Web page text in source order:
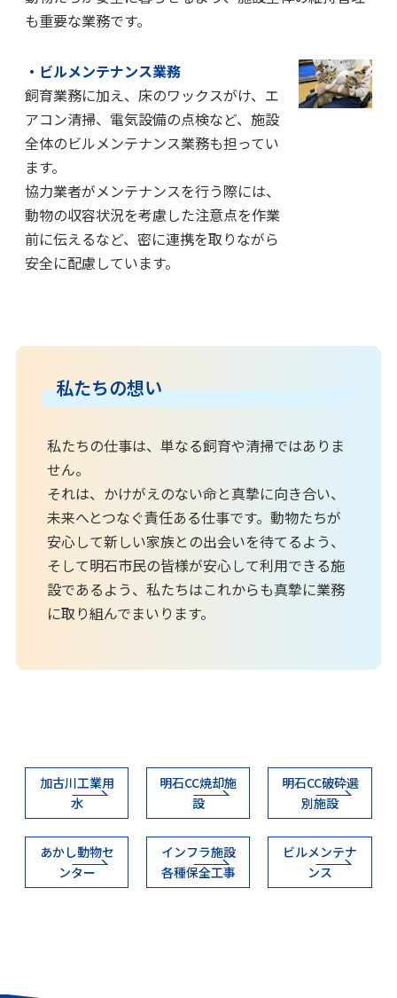
も重要な業務です。
・ビルメンテナンス業務
飼育業務に加え、床のワックスがけ、エ
アコン清掃、電気設備の点検など、施設
全体のビルメンテナンス業務も担ってい
ます。
協力業者がメンテナンスを行う際には、
動物の収容状況を考慮した注意点を作業
前に伝えるなど、密に連携を取りながら
安全に配慮しています。
私たちの想い
私たちの仕事は、単なる飼育や清掃ではありま
せん。
それは、かけがえのない命と真摯に向き合い、
未来へとつなぐ責任ある仕事です。動物たちが
安心して新しい家族との出会いを待てるよう、
そして明石市民の皆様が安心して利用できる施
設であるよう、私たちはこれからも真摯に業務
に取り組んでまいります。
加古川工業用
水
明石CC焼却施
設
明石CC破砕選
別施設
あかし動物セ
ンター
インフラ施設
各種保全工事
ビルメンテナ
ンス